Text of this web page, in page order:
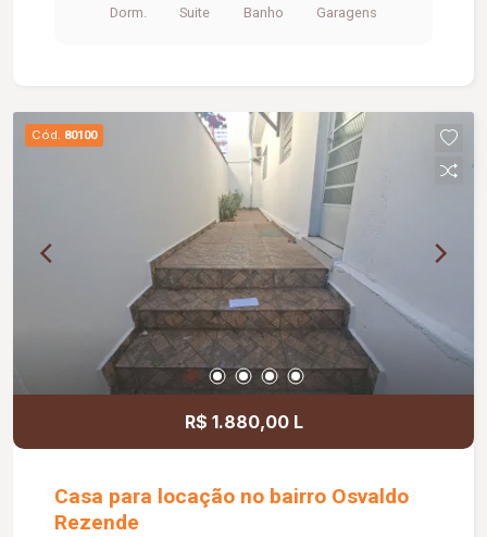
Dorm. Suite Banho Garagens
Cód. 80100
R$ 1.880,00 L
Casa para locação no bairro Osvaldo
Rezende